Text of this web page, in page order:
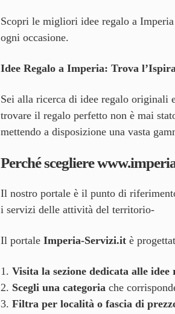
Scopri le migliori idee regalo a
ogni occasione.
Idee Regalo a Imperia: Trova
Sei alla ricerca di idee regalo originali
trovare il regalo perfetto non è mai
mettendo a disposizione una vasta
Perché scegliere
Il nostro portale è il punto di
i servizi delle attività del territorio-
Il portale Imperia-Servizi.it è
Visita la sezione dedicata alle idee
Scegli una categoria che
Filtra per località o fascia di